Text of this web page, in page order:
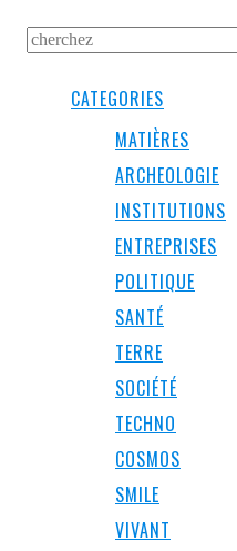
CATEGORIES
MATIÈRES
ARCHEOLOGIE
INSTITUTIONS
ENTREPRISES
POLITIQUE
SANTÉ
TERRE
SOCIÉTÉ
TECHNO
COSMOS
SMILE
VIVANT